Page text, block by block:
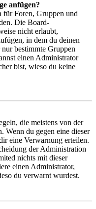
anfügen?
für Foren, Gruppen und
Die Board-
nicht erlaubt,
in dem du deinen
bestimmte Gruppen
einen Administrator
bist, wieso du keine
die meistens von der
Wenn du gegen eine dieser
eine Verwarnung erteilen.
der Administration
nichts mit dieser
einen Administrator,
du verwarnt wurdest.